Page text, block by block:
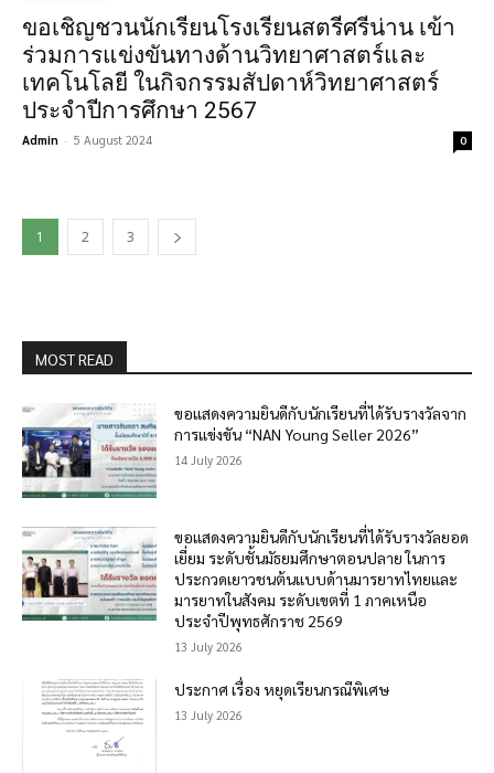
ขอเชิญชวนนักเรียนโรงเรียนสตรีศรีน่าน เข้า
ร่วมการแข่งขันทางด้านวิทยาศาสตร์และ
เทคโนโลยี ในกิจกรรมสัปดาห์วิทยาศาสตร์
ประจำปีการศึกษา 2567
Admin - 5 August 2024 0
1 2 3
MOST READ
ขอแสดงความยินดีกับนักเรียนที่ได้รับรางวัลจาก
การแข่งขัน “NAN Young Seller 2026”
14 July 2026
ขอแสดงความยินดีกับนักเรียนที่ได้รับรางวัลยอด
เยี่ยม ระดับชั้นมัธยมศึกษาตอนปลาย ในการ
ประกวดเยาวชนต้นแบบด้านมารยาทไทยและ
มารยาทในสังคม ระดับเขตที่ 1 ภาคเหนือ
ประจำปีพุทธศักราช 2569
13 July 2026
ประกาศ เรื่อง หยุดเรียนกรณีพิเศษ
13 July 2026